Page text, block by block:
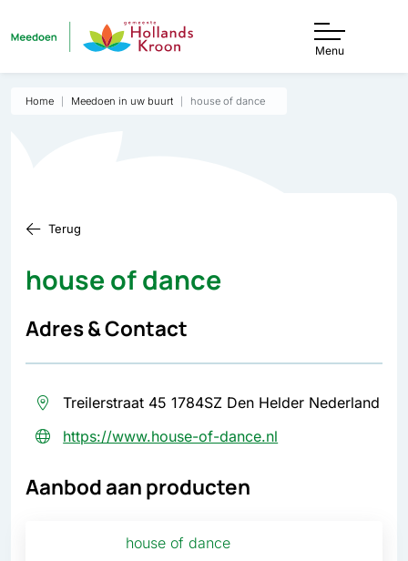
Menu
Home Meedoen in uw buurt house of dance
Terug
house of dance
Adres & Contact
Treilerstraat 45 1784SZ Den Helder Nederland
https://www.house-of-dance.nl
Aanbod aan producten
house of dance